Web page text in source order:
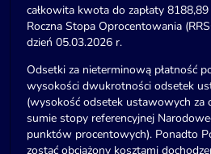
całkowita kwota do zapłaty
Roczna Stopa Oprocentowania
dzień 05.03.2026 r.
Odsetki za nieterminową płatność
wysokości dwukrotności odsetek
(wysokość odsetek ustawowych za
sumie stopy referencyjnej
punktów procentowych). Ponadto
zostać obciążony kosztami